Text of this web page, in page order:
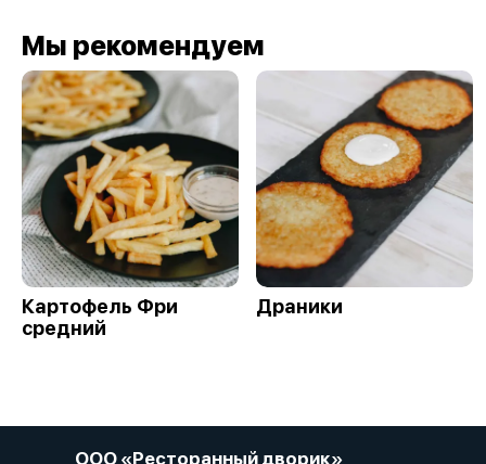
Мы рекомендуем
Картофель Фри
средний
Драники
ООО «Ресторанный дворик»